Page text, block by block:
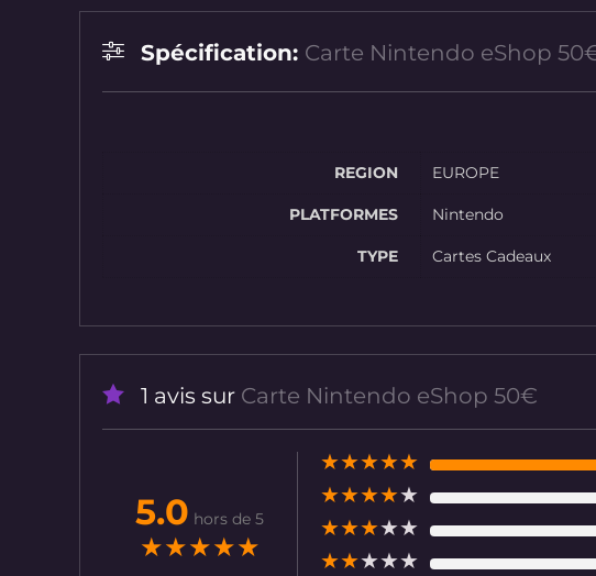
Spécification: Carte Nintendo eShop
REGION EUROPE
PLATFORMES Nintendo
TYPE Cartes Cadeaux
1 avis sur Carte Nintendo eShop 50€
5.0 hors de 5
★★★★★
★★★★★
★★★★★
★★★★★
★★★★★